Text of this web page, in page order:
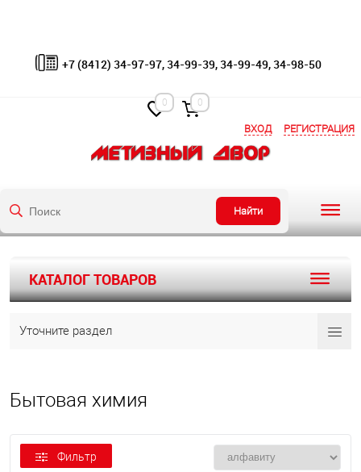
ВХОД РЕГИСТРАЦИЯ
Найти
+7 (8412) 34-97-97, 34-99-39, 34-99-49, 34-98-50
0 0
КАТАЛОГ ТОВАРОВ
Уточните раздел
Бытовая химия
Фильтр